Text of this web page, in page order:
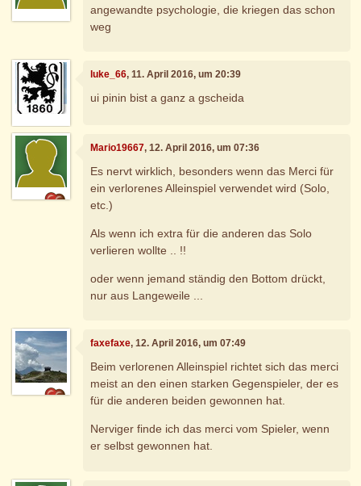
angewandte psychologie, die kriegen das schon
weg
luke_66, 11. April 2016, um 20:39
ui pinin bist a ganz a gscheida
Mario19667, 12. April 2016, um 07:36
Es nervt wirklich, besonders wenn das Merci für
ein verlorenes Alleinspiel verwendet wird (Solo,
etc.)
Als wenn ich extra für die anderen das Solo
verlieren wollte .. !!
oder wenn jemand ständig den Bottom drückt,
nur aus Langeweile ...
faxefaxe, 12. April 2016, um 07:49
Beim verlorenen Alleinspiel richtet sich das merci
meist an den einen starken Gegenspieler, der es
für die anderen beiden gewonnen hat.
Nerviger finde ich das merci vom Spieler, wenn
er selbst gewonnen hat.